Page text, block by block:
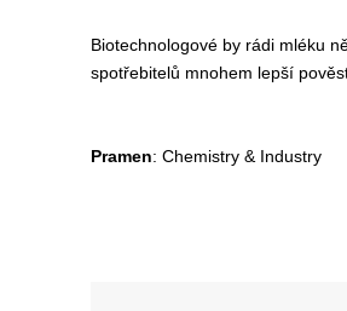
Biotechnologové by rádi mléku
spotřebitelů mnohem lepší
Pramen: Chemistry & Industry